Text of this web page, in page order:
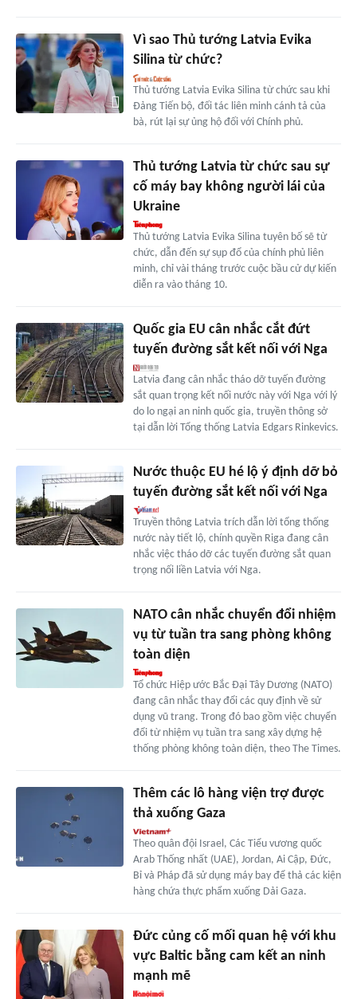
Vì sao Thủ tướng Latvia Evika
Silina từ chức?
Thủ tướng Latvia Evika Silina từ chức sau khi
Đảng Tiến bộ, đối tác liên minh cánh tả của
bà, rút lại sự ủng hộ đối với Chính phủ.
Thủ tướng Latvia từ chức sau sự
cố máy bay không người lái của
Ukraine
Thủ tướng Latvia Evika Silina tuyên bố sẽ từ
chức, dẫn đến sự sụp đổ của chính phủ liên
minh, chỉ vài tháng trước cuộc bầu cử dự kiến
diễn ra vào tháng 10.
Quốc gia EU cân nhắc cắt đứt
tuyến đường sắt kết nối với Nga
Latvia đang cân nhắc tháo dỡ tuyến đường
sắt quan trọng kết nối nước này với Nga với lý
do lo ngại an ninh quốc gia, truyền thông sở
tại dẫn lời Tổng thống Latvia Edgars Rinkevics.
Nước thuộc EU hé lộ ý định dỡ bỏ
tuyến đường sắt kết nối với Nga
Truyền thông Latvia trích dẫn lời tổng thống
nước này tiết lộ, chính quyền Riga đang cân
nhắc việc tháo dỡ các tuyến đường sắt quan
trọng nối liền Latvia với Nga.
NATO cân nhắc chuyển đổi nhiệm
vụ từ tuần tra sang phòng không
toàn diện
Tổ chức Hiệp ước Bắc Đại Tây Dương (NATO)
đang cân nhắc thay đổi các quy định về sử
dụng vũ trang. Trong đó bao gồm việc chuyển
đổi từ nhiệm vụ tuần tra sang xây dựng hệ
thống phòng không toàn diện, theo The Times.
Thêm các lô hàng viện trợ được
thả xuống Gaza
Theo quân đội Israel, Các Tiểu vương quốc
Arab Thống nhất (UAE), Jordan, Ai Cập, Đức,
Bỉ và Pháp đã sử dụng máy bay để thả các kiện
hàng chứa thực phẩm xuống Dải Gaza.
Đức củng cố mối quan hệ với khu
vực Baltic bằng cam kết an ninh
mạnh mẽ